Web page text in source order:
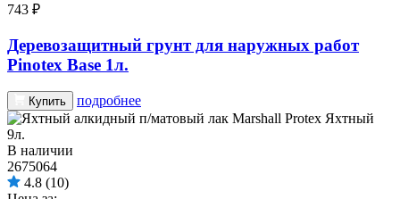
743 ₽
Деревозащитный грунт для наружных работ
Pinotex Base 1л.
Купить подробнее
В наличии
2675064
4.8 (10)